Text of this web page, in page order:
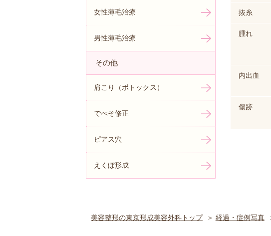
抜糸
腫れ
内出血
傷跡
女性薄毛治療
男性薄毛治療
その他
肩こり（ボトックス）
でべそ修正
ピアス穴
えくぼ形成
美容整形の東京形成美容外科トップ 経過・症例写真